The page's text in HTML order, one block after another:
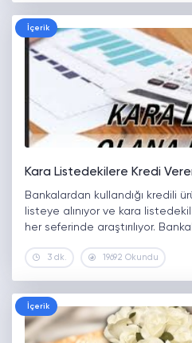
İçerik
Kara Listedekilere Kredi
Bankalardan kullandığı kredili
listeye alınıyor ve kara
her seferinde araştırılıyor.
alımı sorunlu oluyor ve kara
3 dk. 19692 Okundu
İçerik